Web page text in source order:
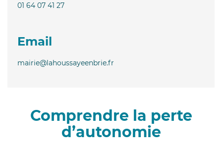
01 64 07 41 27
Email
mairie@lahoussayeenbrie.fr
Comprendre la perte
d’autonomie